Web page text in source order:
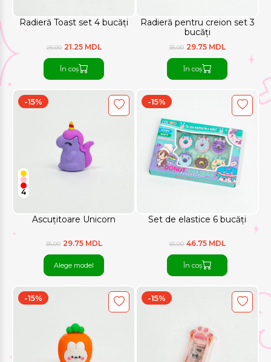
Radieră Toast set 4 bucăți
25.00 21.25 MDL
În coș
Radieră pentru creion set 3
bucăți
35.00 29.75 MDL
În coș
Ascuțitoare Unicorn
-15%
4
35.00 29.75 MDL
Alege model
Set de elastice 6 bucăți
-15%
55.00 46.75 MDL
În coș
-15% -15%